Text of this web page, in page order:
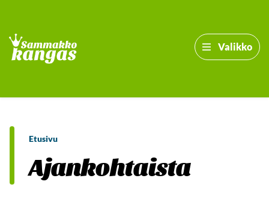
Valikko
Etusivu
Ajankohtaista